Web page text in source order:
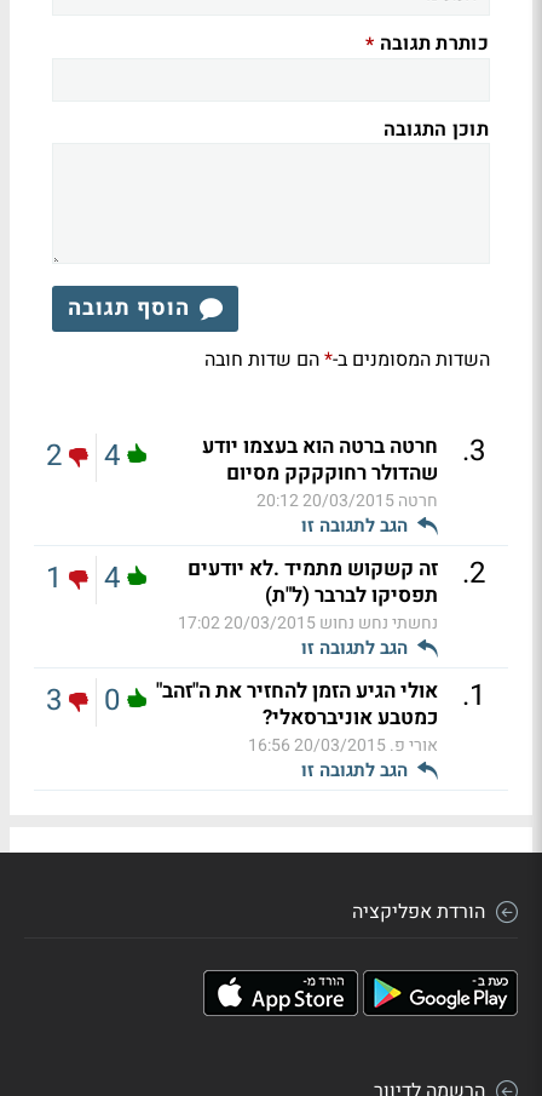
כותרת תגובה *
תוכן התגובה
הוסף תגובה
השדות המסומנים ב-*הם שדות חובה
3
.
חרטה ברטה הוא בעצמו יודע
שהדולר רחוקקקק מסיום
חרטה20/03/2015 20:12
הגב לתגובה זו
4
2
2
.
זה קשקוש מתמיד .לא יודעים
תפסיקו לברבר (ל"ת)
נחשתי נחש נחוש20/03/2015 17:02
הגב לתגובה זו
4
1
1
.
אולי הגיע הזמן להחזיר את ה"זהב"
כמטבע אוניברסאלי?
אורי פ.20/03/2015 16:56
הגב לתגובה זו
0
3
הורדת אפליקציה